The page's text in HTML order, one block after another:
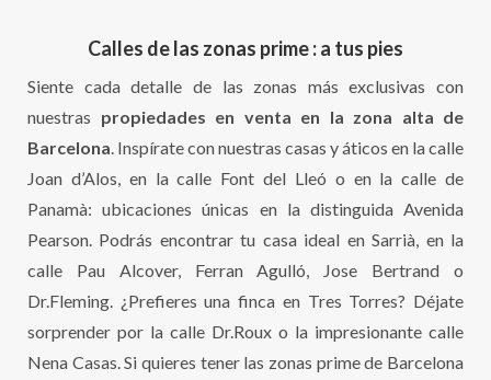
Calles de las zonas prime : a tus pies
Siente cada detalle de las zonas más exclusivas con
nuestras propiedades en venta en la zona alta de
Barcelona. Inspírate con nuestras casas y áticos en la calle
Joan d’Alos, en la calle Font del Lleó o en la calle de
Panamà: ubicaciones únicas en la distinguida Avenida
Pearson. Podrás encontrar tu casa ideal en Sarrià, en la
calle Pau Alcover, Ferran Agulló, Jose Bertrand o
Dr.Fleming. ¿Prefieres una finca en Tres Torres? Déjate
sorprender por la calle Dr.Roux o la impresionante calle
Nena Casas. Si quieres tener las zonas prime de Barcelona